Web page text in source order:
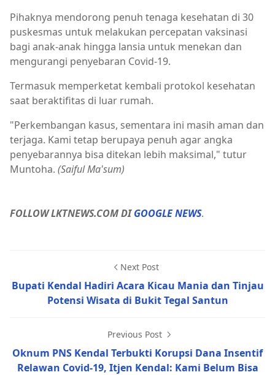
Pihaknya mendorong penuh tenaga kesehatan di 30
puskesmas untuk melakukan percepatan vaksinasi
bagi anak-anak hingga lansia untuk menekan dan
mengurangi penyebaran Covid-19.
Termasuk memperketat kembali protokol kesehatan
saat beraktifitas di luar rumah.
"Perkembangan kasus, sementara ini masih aman dan
terjaga. Kami tetap berupaya penuh agar angka
penyebarannya bisa ditekan lebih maksimal," tutur
Muntoha. (Saiful Ma'sum)
FOLLOW LKTNEWS.COM DIGOOGLE NEWS.
Next Post
Bupati Kendal Hadiri Acara Kicau Mania dan Tinjau
Potensi Wisata di Bukit Tegal Santun
Previous Post
Oknum PNS Kendal Terbukti Korupsi Dana Insentif
Relawan Covid-19, Itjen Kendal: Kami Belum Bisa